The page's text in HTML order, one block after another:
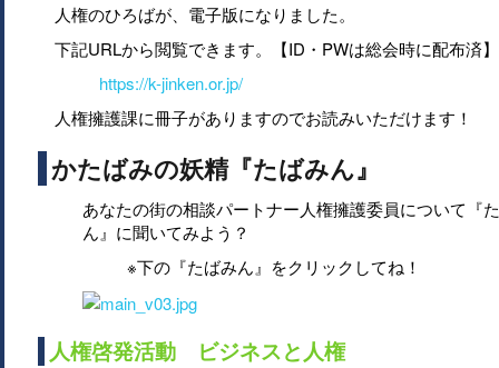
人権のひろばが、電子版になりました。
下記URLから閲覧できます。【ID・PWは総会時に配布済】
https://k-jinken.or.jp/
人権擁護課に冊子がありますのでお読みいただけます！
かたばみの妖精『たばみん』
あなたの街の相談パートナー人権擁護委員について『
ん』に聞いてみよう？
※下の『たばみん』をクリックしてね！
人権啓発活動 ビジネスと人権